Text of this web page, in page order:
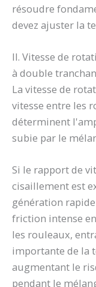
résoudre
devez ajuster la
II. Vitesse de
à double
La vitesse de
vitesse entre les
déterminent
subie par le
Si le rapport de
cisaillement est
génération
friction intense
les rouleaux,
importante de la
augmentant le
pendant le